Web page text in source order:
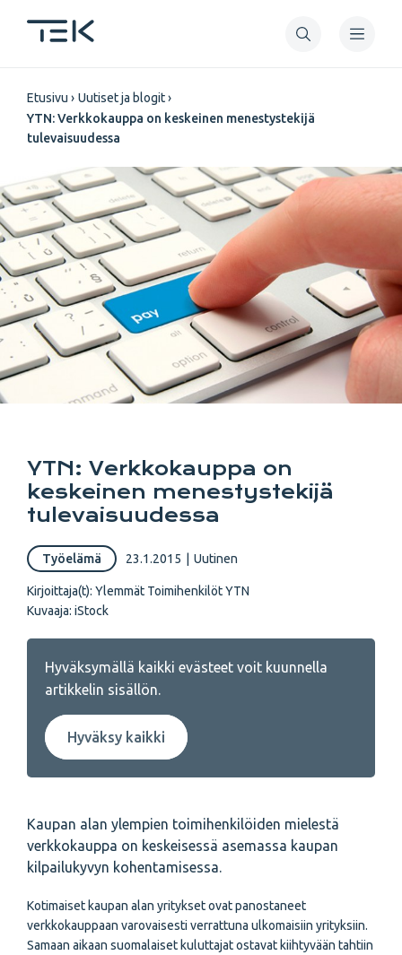
pääsisältöön
Murupolku
Etusivu
Uutiset ja blogit
YTN: Verkkokauppa on keskeinen menestystekijä
tulevaisuudessa
YTN: Verkkokauppa on
keskeinen menestystekijä
tulevaisuudessa
Työelämä 23.1.2015 Uutinen
Kirjoittaja(t): Ylemmät Toimihenkilöt YTN
Kuvaaja: iStock
Hyväksymällä kaikki evästeet voit kuunnella
artikkelin sisällön.
Hyväksy kaikki
Kaupan alan ylempien toimihenkilöiden mielestä
verkkokauppa on keskeisessä asemassa kaupan
kilpailukyvyn kohentamisessa.
Kotimaiset kaupan alan yritykset ovat panostaneet
verkkokauppaan varovaisesti verrattuna ulkomaisiin yrityksiin.
Samaan aikaan suomalaiset kuluttajat ostavat kiihtyvään tahtiin